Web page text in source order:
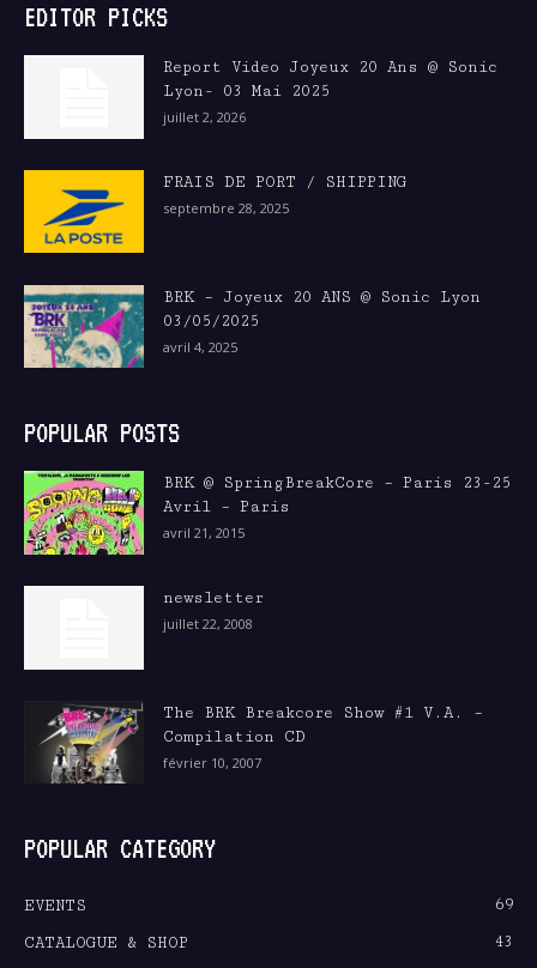
EDITOR PICKS
Report Video Joyeux 20 Ans @ Sonic
Lyon- 03 Mai 2025
juillet 2, 2026
FRAIS DE PORT / SHIPPING
septembre 28, 2025
BRK – Joyeux 20 ANS @ Sonic Lyon
03/05/2025
avril 4, 2025
POPULAR POSTS
BRK @ SpringBreakCore – Paris 23-25
Avril – Paris
avril 21, 2015
newsletter
juillet 22, 2008
The BRK Breakcore Show #1 V.A. –
Compilation CD
février 10, 2007
POPULAR CATEGORY
EVENTS
69
CATALOGUE & SHOP
43